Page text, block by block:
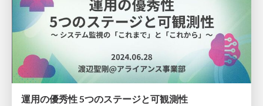
運用の優秀性 5つのステージと可観測性